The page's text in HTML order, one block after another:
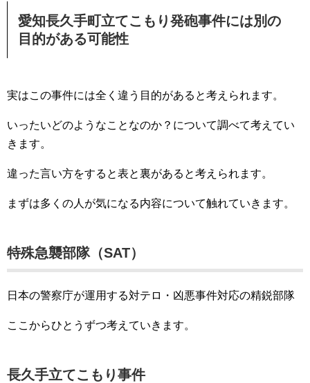
愛知長久手町立てこもり発砲事件には別の
目的がある可能性
実はこの事件には全く違う目的があると考えられます。
いったいどのようなことなのか？について調べて考えてい
きます。
違った言い方をすると表と裏があると考えられます。
まずは多くの人が気になる内容について触れていきます。
特殊急襲部隊（SAT）
日本の警察庁が運用する対テロ・凶悪事件対応の精鋭部隊
ここからひとうずつ考えていきます。
長久手立てこもり事件